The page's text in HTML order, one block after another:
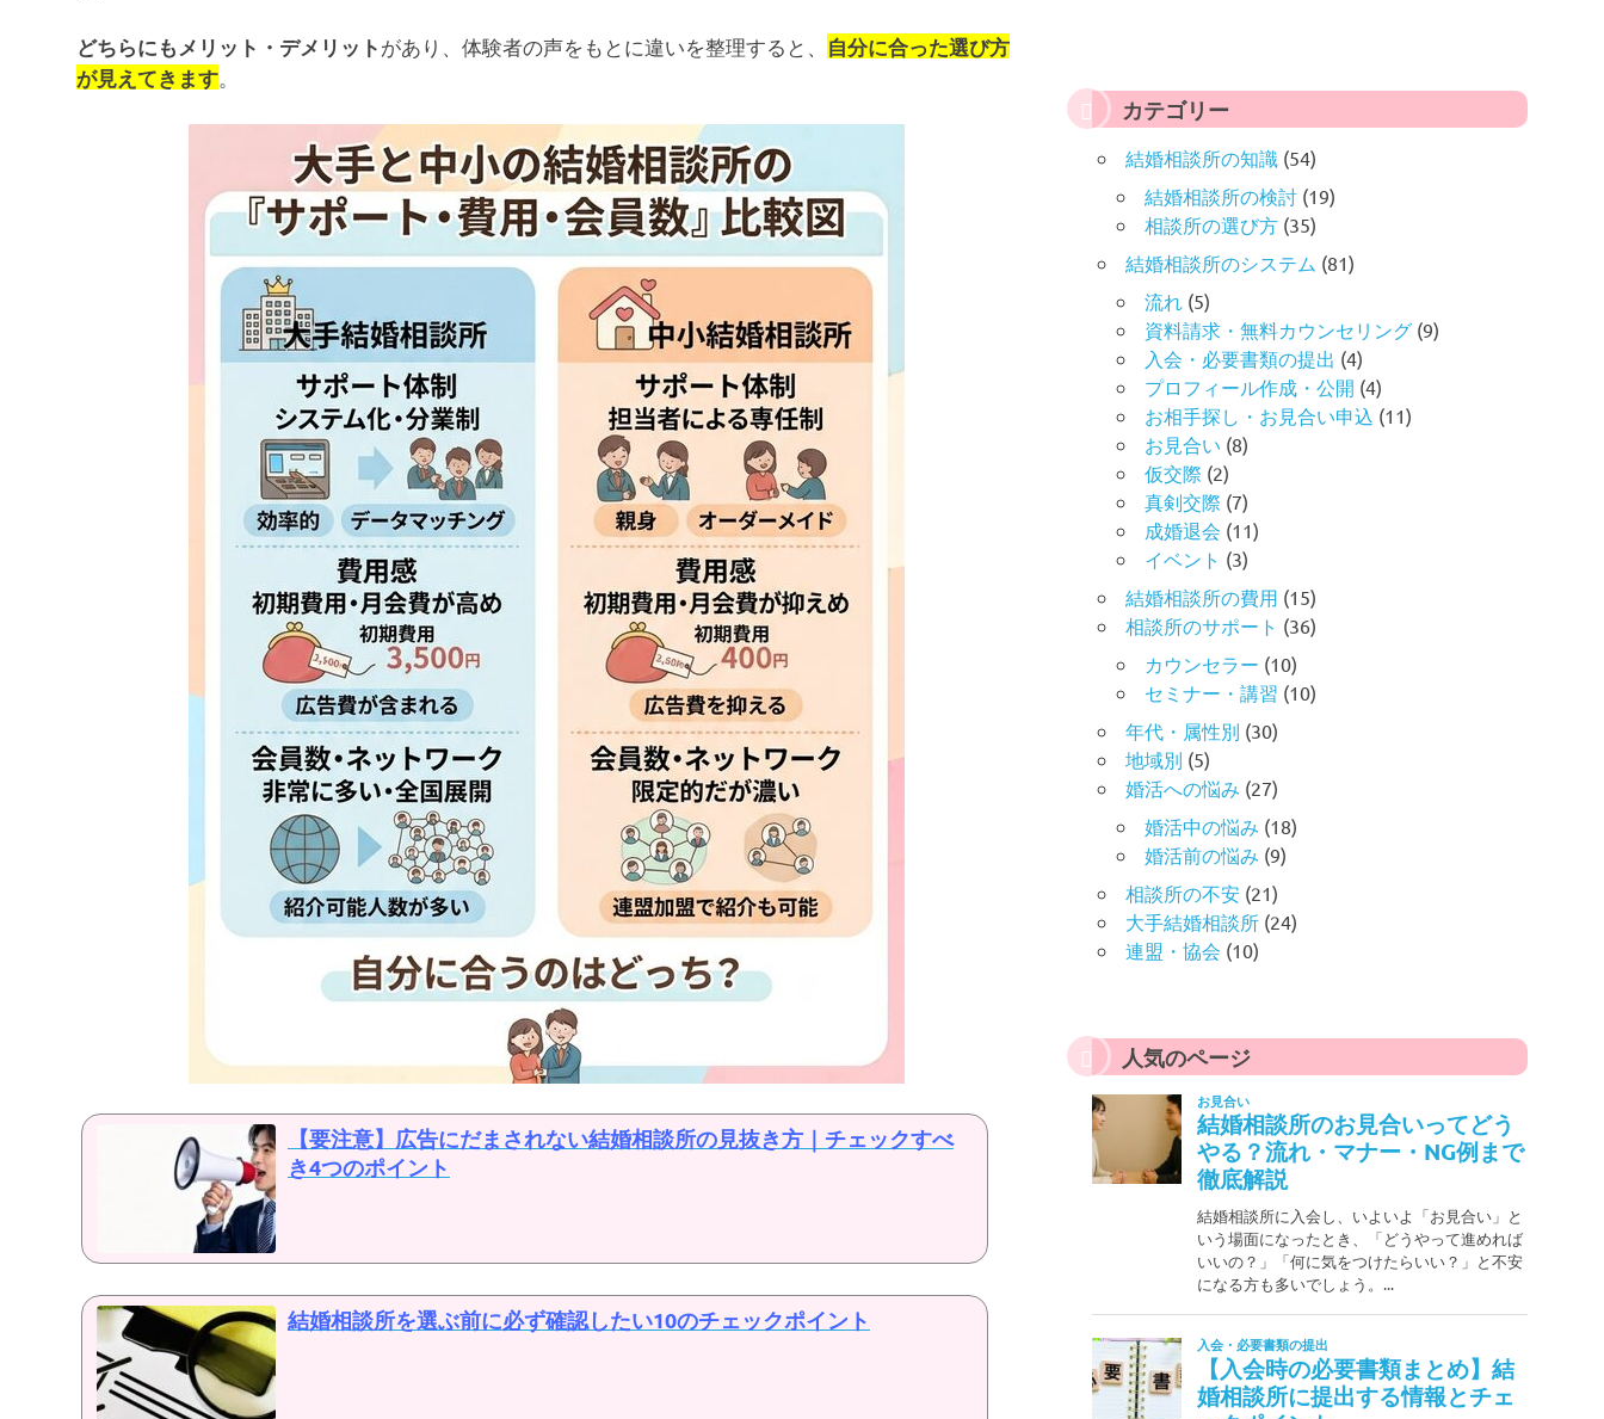
どちらにもメリット・デメリットがあり、体験者の声をもとに違いを整理すると、 自分に合った選び方
が見えてきます
【要注意】広告にだまされない結婚相談所の見抜き方｜チェックすべ
き4つのポイント
結婚相談所を選ぶ前に必ず確認したい10のチェックポイント
カテゴリー
結婚相談所の知識 (54)
結婚相談所の検討 (19)
相談所の選び方 (35)
結婚相談所のシステム (81)
流れ (5)
資料請求・無料カウンセリング (9)
入会・必要書類の提出 (4)
プロフィール作成・公開 (4)
お相手探し・お見合い申込 (11)
お見合い (8)
仮交際 (2)
真剣交際 (7)
成婚退会 (11)
イベント (3)
結婚相談所の費用 (15)
相談所のサポート (36)
カウンセラー (10)
セミナー・講習 (10)
年代・属性別 (30)
地域別 (5)
婚活への悩み (27)
婚活中の悩み (18)
婚活前の悩み (9)
相談所の不安 (21)
大手結婚相談所 (24)
連盟・協会 (10)
人気のページ